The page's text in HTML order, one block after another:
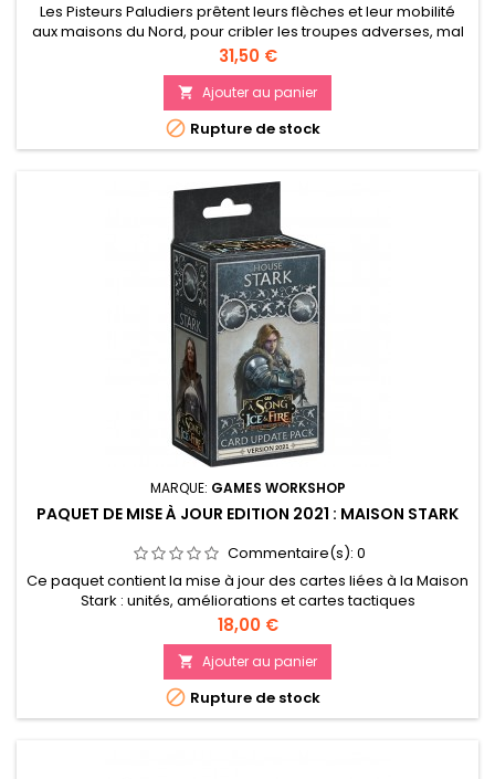
Les Pisteurs Paludiers prêtent leurs flèches et leur mobilité
aux maisons du Nord, pour cribler les troupes adverses, mal
préparées à leurs tactiques de guérilla.Les Fils du Guerrier,
acquis aux Lannister, s’en moquent ! Ils ont pour eux un
équipement de première qualité et la foi !Quant aux Pillards
du Peuple Libre et aux Piqueuses, leur force réside...
Prix
31,50 €
 Ajouter au panier
 Rupture de stock
MARQUE: GAMES WORKSHOP
PAQUET DE MISE À JOUR EDITION 2021 : MAISON STARK
Commentaire(s): 0
Ce paquet contient la mise à jour des cartes liées à la Maison
Stark : unités, améliorations et cartes tactiques
Prix
18,00 €
 Ajouter au panier
 Rupture de stock